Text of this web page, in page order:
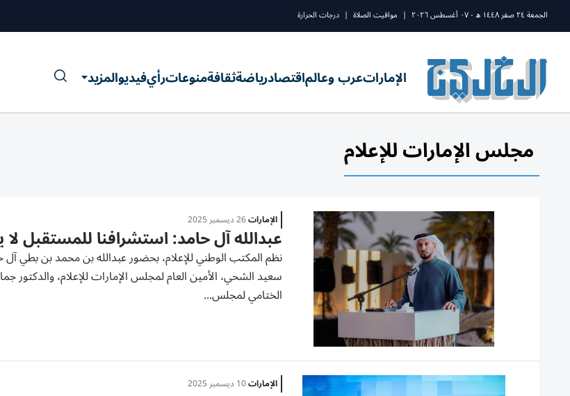
الجمعة ٢٤ صفر ١٤٤٨ ه - ٠٧ أغسطس ٢٠٢٦ | مواقيت الصلاة | درجات الحرارة
الإماراتعرب وعالماقتصادرياضةثقافةمنوعاترأيفيديوالمزيد
مجلس الإمارات للإعلام
الإمارات26 ديسمبر 2025
عبدالله آل حامد: استشرافنا للمستقبل لا
نظم المكتب الوطني للإعلام، بحضور عبدالله بن محمد بن بطي
سعيد الشحي، الأمين العام لمجلس الإمارات للإعلام، والدكتور
الختامي لمجلس...
الإمارات10 ديسمبر 2025